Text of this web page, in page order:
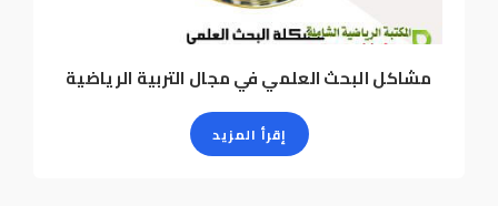
مشاكل البحث العلمي في مجال التربية الرياضية
إقرأ المزيد